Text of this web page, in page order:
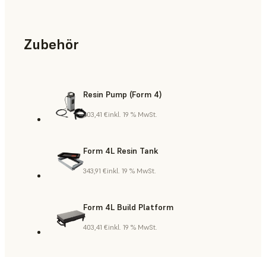
Zubehör
Resin Pump (Form 4)
403,41 €inkl. 19 % MwSt.
Form 4L Resin Tank
343,91 €inkl. 19 % MwSt.
Form 4L Build Platform
403,41 €inkl. 19 % MwSt.